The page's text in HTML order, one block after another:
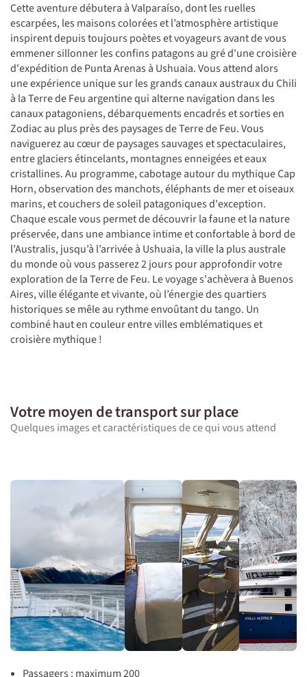
Cette aventure débutera à Valparaíso, dont les ruelles
escarpées, les maisons colorées et l’atmosphère artistique
inspirent depuis toujours poètes et voyageurs avant de vous
emmener sillonner les confins patagons au gré d'une croisière
d'expédition de Punta Arenas à Ushuaia. Vous attend alors
une expérience unique sur les grands canaux austraux du Chili
à la Terre de Feu argentine qui alterne navigation dans les
canaux patagoniens, débarquements encadrés et sorties en
Zodiac au plus près des paysages de Terre de Feu. Vous
naviguerez au cœur de paysages sauvages et spectaculaires,
entre glaciers étincelants, montagnes enneigées et eaux
cristallines. Au programme, cabotage autour du mythique Cap
Horn, observation des manchots, éléphants de mer et oiseaux
marins, et couchers de soleil patagoniques d'exception.
Chaque escale vous permet de découvrir la faune et la nature
préservée, dans une ambiance intime et confortable à bord de
l’Australis, jusqu’à l’arrivée à Ushuaia, la ville la plus australe
du monde où vous passerez 2 jours pour approfondir votre
exploration de la Terre de Feu. Le voyage s'achèvera à Buenos
Aires, ville élégante et vivante, où l’énergie des quartiers
historiques se mêle au rythme envoûtant du tango. Un
combiné haut en couleur entre villes emblématiques et
croisière mythique !
Votre moyen de transport sur place
Quelques images et caractéristiques de ce qui vous attend
Passagers : maximum 200